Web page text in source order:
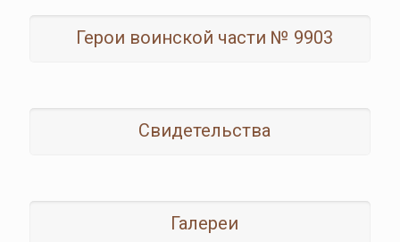
Герои воинской части № 9903
Свидетельства
Галереи